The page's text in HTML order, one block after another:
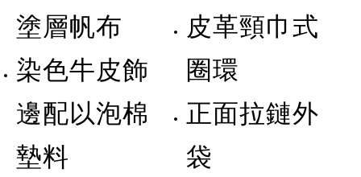
塗層帆布
染色牛皮飾
邊配以泡棉
墊料
皮革頸巾式
圈環
正面拉鏈外
袋